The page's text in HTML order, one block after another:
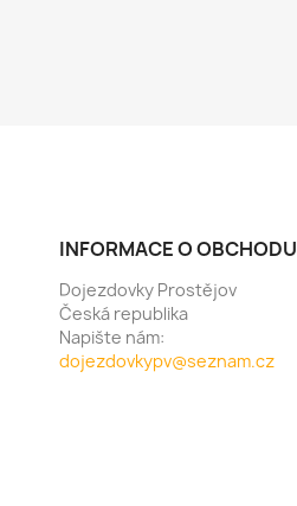
INFORMACE O OBCHODU
Dojezdovky Prostějov
Česká republika
Napište nám:
dojezdovkypv@seznam.cz